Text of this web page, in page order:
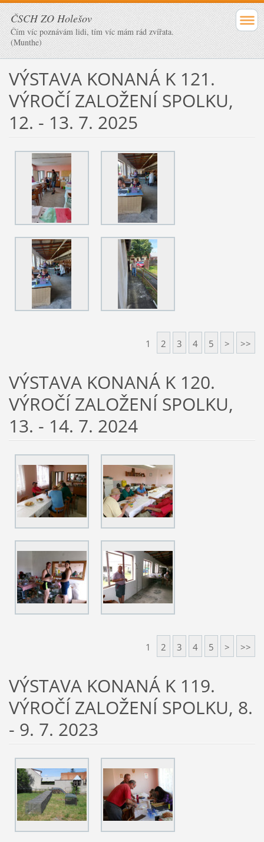
ČSCH ZO Holešov
Čím víc poznávám lidi, tím víc mám rád zvířata.
(Munthe)
VÝSTAVA KONANÁ K 121.
VÝROČÍ ZALOŽENÍ SPOLKU,
12. - 13. 7. 2025
1 2 3 4 5 > >>
VÝSTAVA KONANÁ K 120.
VÝROČÍ ZALOŽENÍ SPOLKU,
13. - 14. 7. 2024
1 2 3 4 5 > >>
VÝSTAVA KONANÁ K 119.
VÝROČÍ ZALOŽENÍ SPOLKU, 8.
- 9. 7. 2023